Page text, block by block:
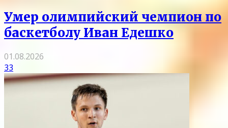
Умер олимпийский чемпион по
баскетболу Иван Едешко
01.08.2026
33